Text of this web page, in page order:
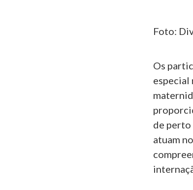
Foto:
Os
especial
de perto
atuam